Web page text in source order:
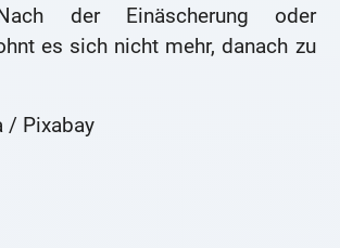
der Einäscherung oder
es sich nicht mehr, danach zu
/ Pixabay